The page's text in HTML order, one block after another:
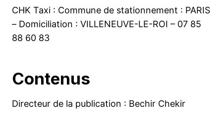
CHK Taxi : Commune de stationnement : PARIS
– Domiciliation : VILLENEUVE-LE-ROI – 07 85
88 60 83
Contenus
Directeur de la publication : Bechir Chekir